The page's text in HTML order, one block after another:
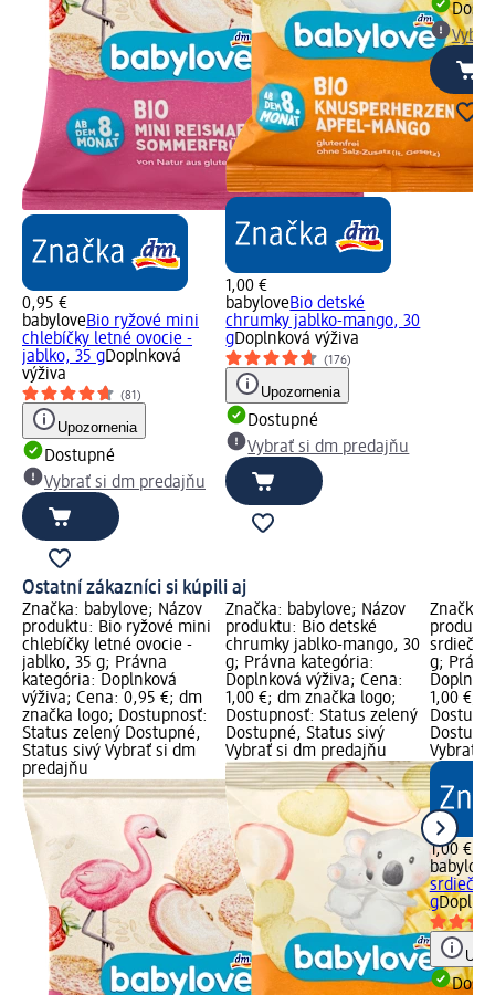
0,95 €
babyloveBio ryžové mini
chlebíčky letné ovocie -
jablko, 35 gDoplnková
výživa
(81)
Upozornenia
Dostupné
Vybrať si dm predajňu
1,00 €
babyloveBio detské
chrumky jablko-mango, 30
gDoplnková výživa
(176)
Upozornenia
Dostupné
Vybrať si dm predajňu
Ostatní zákazníci si kúpili aj
Značka: babylove; Názov
produktu: Bio ryžové mini
chlebíčky letné ovocie -
jablko, 35 g; Právna
kategória: Doplnková
výživa; Cena: 0,95 €; dm
značka logo; Dostupnosť:
Status zelený Dostupné,
Status sivý Vybrať si dm
predajňu
Značka: babylove; Názov
produktu: Bio detské
chrumky jablko-mango, 30
g; Právna kategória:
Doplnková výživa; Cena:
1,00 €; dm značka logo;
Dostupnosť: Status zelený
Dostupné, Status sivý
Vybrať si dm predajňu
Značka:
g;
1,00 €;
Vybrať
1,00 €
babylove
g